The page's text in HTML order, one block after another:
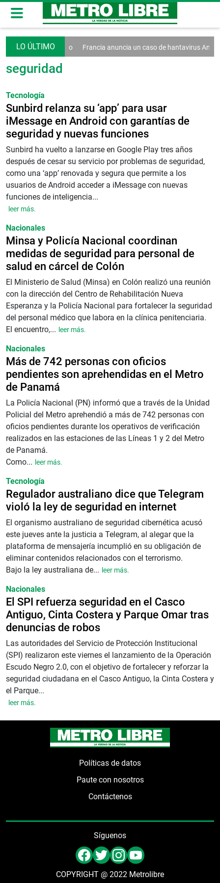
contra el turismo Francia anuncia un caso de hantavirus Andes
seguridad
Tecnología
Sunbird relanza su ‘app’ para usar
iMessage en Android con garantías de
seguridad y nuevas funciones
Sunbird ha vuelto a lanzarse en Google Play tres años
después de cesar su servicio por problemas de seguridad,
como una ‘app’ renovada y segura que permite a los
usuarios de Android acceder a iMessage con nuevas
funciones de inteligencia...
leer más.
Nacionales
Minsa y Policía Nacional coordinan
medidas de seguridad para personal de
salud en cárcel de Colón
El Ministerio de Salud (Minsa) en Colón realizó una reunión
con la dirección del Centro de Rehabilitación Nueva
Esperanza y la Policía Nacional para fortalecer la seguridad
del personal médico que labora en la clínica penitenciaria.
El encuentro,... leer más.
Nacionales
Más de 742 personas con oficios
pendientes son aprehendidas en el Metro
de Panamá
La Policía Nacional (PN) informó que a través de la Unidad
Policial del Metro aprehendió a más de 742 personas con
oficios pendientes durante los operativos de verificación
realizados en las estaciones de las Líneas 1 y 2 del Metro
de Panamá.
Como... leer más.
Tecnología
Regulador australiano dice que Telegram
violó la ley de seguridad en internet
El organismo australiano de seguridad cibernética acusó
este jueves ante la justicia a Telegram, al alegar que la
plataforma de mensajería incumplió en su obligación de
eliminar contenidos relacionados con el terrorismo.
Bajo la ley australiana de... leer más.
Nacionales
El SPI refuerza seguridad en el Casco
Antiguo, Cinta Costera y Parque Omar tras
denuncias de robos
Las autoridades del Servicio de Protección Institucional
(SPI) realizaron este viernes el lanzamiento de la Operación
Escudo Negro 2.0, con el objetivo de fortalecer y reforzar la
seguridad ciudadana en el Casco Antiguo, la Cinta Costera y
el Parque...
leer más.
Políticas de datos
Paute con nosotros
Contáctenos
Síguenos
COPYRIGHT @ 2022 Metrolibre